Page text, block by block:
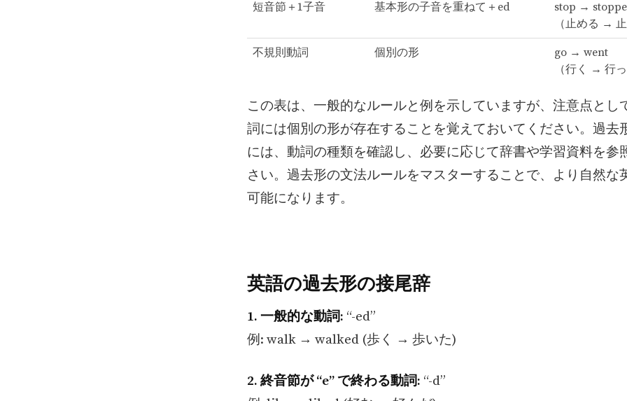
短音節＋1子音 基本形の子音を重ねて＋ed
stop →
（止める → 止
不規則動詞 個別の形
go → went
（行く → 行っ
この表は、一般的なルールと例を示していますが、注意点とし
詞には個別の形が存在することを覚えておいてください。過去
には、動詞の種類を確認し、必要に応じて辞書や学習資料を参
さい。過去形の文法ルールをマスターすることで、より自然な
可能になります。
英語の過去形の接尾辞
1. 一般的な動詞: “-ed”
例: walk → walked (歩く → 歩いた)
2. 終音節が “e” で終わる動詞: “-d”